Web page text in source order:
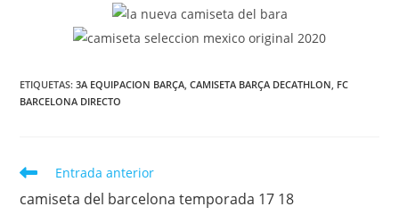
ETIQUETAS:3A EQUIPACION BARÇA CAMISETA BARÇA DECATHLON FC
BARCELONA DIRECTO
Leer
artículos
Entrada anterior
camiseta del barcelona temporada 17 18